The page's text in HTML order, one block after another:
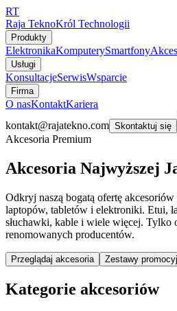
RT
Raja TeknoKról Technologii
Produkty
ElektronikaKomputerySmartfony
Usługi
KonsultacjeSerwisWsparcie
Firma
O nasKontaktKariera
kontakt@rajatekno.com Skontaktuj się
Akcesoria Premium
Akcesoria Najwyższej
Odkryj naszą bogatą ofertę
laptopów, tabletów i elektroniki. Etui,
słuchawki, kable i wiele więcej. Tylko
renomowanych producentów.
Przeglądaj akcesoria Zestawy
Kategorie akcesoriów